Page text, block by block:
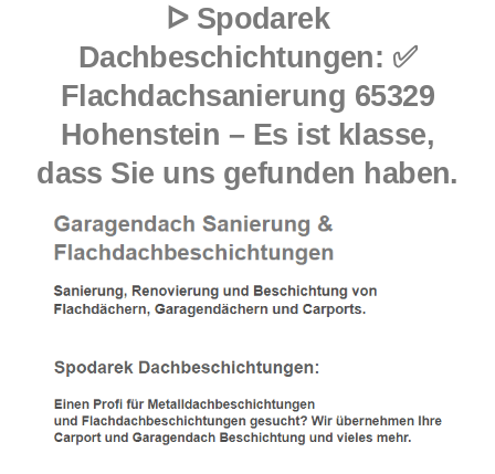
ᐅ Spodarek
Dachbeschichtungen: ✅
Flachdachsanierung 65329
Hohenstein – Es ist klasse,
dass Sie uns gefunden haben.